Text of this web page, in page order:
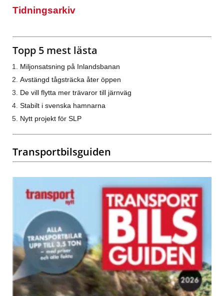
Tidningsarkiv
Topp 5 mest lästa
Miljonsatsning på Inlandsbanan
Avstängd tågsträcka åter öppen
De vill flytta mer trävaror till järnväg
Stabilt i svenska hamnarna
Nytt projekt för SLP
Transportbilsguiden